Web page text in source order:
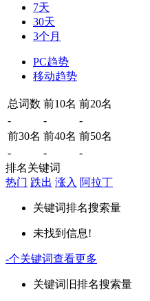
7天
30天
3个月
PC趋势
移动趋势
总词数 前10名 前20名
-
-
-
前30名 前40名 前50名
-
-
-
排名关键词
热门 跌出 涨入 阿拉丁
关键词排名搜索量
未找到信息!
-个关键词查看更多
关键词 旧排名搜索量